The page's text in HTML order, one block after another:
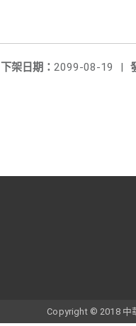
下架日期： 2099-08-19 |
Copyright © 2018 中